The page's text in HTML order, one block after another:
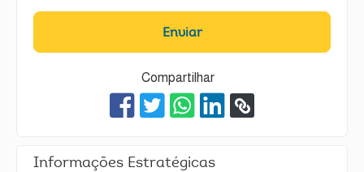
Enviar
Compartilhar
Informações Estratégicas